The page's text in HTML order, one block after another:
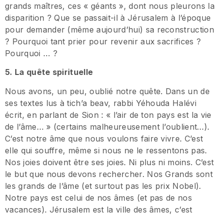
grands maîtres, ces « géants », dont nous pleurons la
disparition ? Que se passait-il à Jérusalem à l’époque
pour demander (même aujourd’hui) sa reconstruction
? Pourquoi tant prier pour revenir aux sacrifices ?
Pourquoi … ?
5. La quête spirituelle
Nous avons, un peu, oublié notre quête. Dans un de
ses textes lus à tich’a beav, rabbi Yéhouda Halévi
écrit, en parlant de Sion : « l’air de ton pays est la vie
de l’âme… » (certains malheureusement l’oublient…).
C’est notre âme que nous voulons faire vivre. C’est
elle qui souffre, même si nous ne le ressentons pas.
Nos joies doivent être ses joies. Ni plus ni moins. C’est
le but que nous devons rechercher. Nos Grands sont
les grands de l’âme (et surtout pas les prix Nobel).
Notre pays est celui de nos âmes (et pas de nos
vacances). Jérusalem est la ville des âmes, c’est